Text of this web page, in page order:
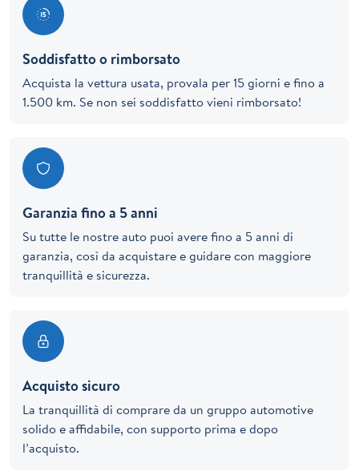
Soddisfatto o rimborsato
Acquista la vettura usata, provala per 15 giorni e fino a
1.500 km. Se non sei soddisfatto vieni rimborsato!
Garanzia fino a 5 anni
Su tutte le nostre auto puoi avere fino a 5 anni di
garanzia, così da acquistare e guidare con maggiore
tranquillità e sicurezza.
Acquisto sicuro
La tranquillità di comprare da un gruppo automotive
solido e affidabile, con supporto prima e dopo
l’acquisto.